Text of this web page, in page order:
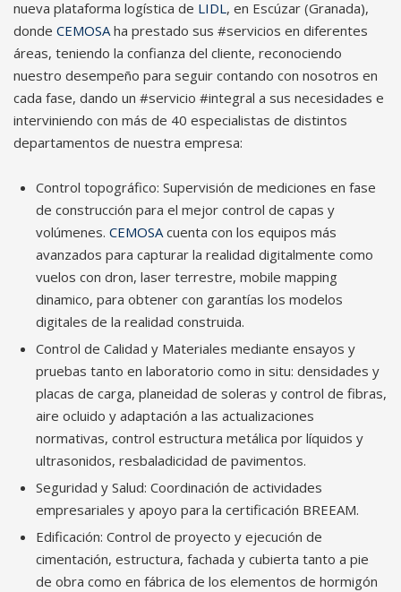
nueva plataforma logística de LIDL, en Escúzar (Granada),
donde CEMOSAha prestado sus #servicios en diferentes
áreas, teniendo la confianza del cliente, reconociendo
nuestro desempeño para seguir contando con nosotros en
cada fase, dando un #servicio #integral a sus necesidades e
interviniendo con más de 40 especialistas de distintos
departamentos de nuestra empresa:
Control topográfico: Supervisión de mediciones en fase
de construcción para el mejor control de capas y
volúmenes. CEMOSAcuenta con los equipos más
avanzados para capturar la realidad digitalmente como
vuelos con dron, laser terrestre, mobile mapping
dinamico, para obtener con garantías los modelos
digitales de la realidad construida.
Control de Calidad y Materiales mediante ensayos y
pruebas tanto en laboratorio como in situ: densidades y
placas de carga, planeidad de soleras y control de fibras,
aire ocluido y adaptación a las actualizaciones
normativas, control estructura metálica por líquidos y
ultrasonidos, resbaladicidad de pavimentos.
Seguridad y Salud: Coordinación de actividades
empresariales y apoyo para la certificación BREEAM.
Edificación: Control de proyecto y ejecución de
cimentación, estructura, fachada y cubierta tanto a pie
de obra como en fábrica de los elementos de hormigón